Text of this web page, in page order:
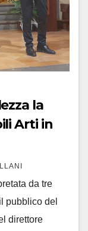
la
Arti in
da tre
pubblico del
direttore